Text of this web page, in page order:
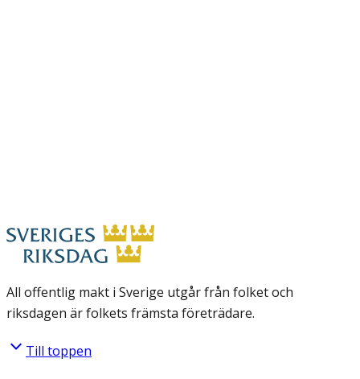
All offentlig makt i Sverige utgår från folket och
riksdagen är folkets främsta företrädare.
Till toppen